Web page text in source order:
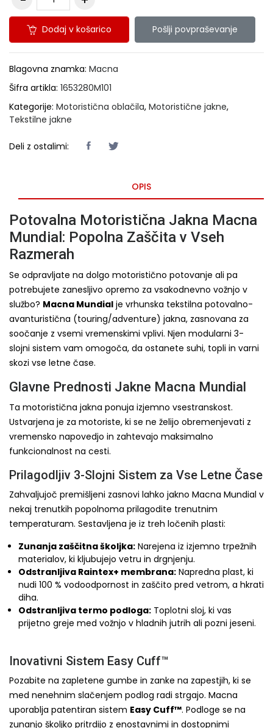
Dodaj v košarico Pošlji povpraševanje
Blagovna znamka: Macna
Šifra artikla: 1653280M101
Kategorije: Motoristična oblačila, Motoristične jakne,
Tekstilne jakne
Deli z ostalimi:
OPIS
Potovalna Motoristična Jakna Macna
Mundial: Popolna Zaščita v Vseh
Razmerah
Se odpravljate na dolgo motoristično potovanje ali pa
potrebujete zanesljivo opremo za vsakodnevno vožnjo v
službo? Macna Mundial je vrhunska tekstilna potovalno-
avanturistična (touring/adventure) jakna, zasnovana za
soočanje z vsemi vremenskimi vplivi. Njen modularni 3-
slojni sistem vam omogoča, da ostanete suhi, topli in varni
skozi vse letne čase.
Glavne Prednosti Jakne Macna Mundial
Ta motoristična jakna ponuja izjemno vsestranskost.
Ustvarjena je za motoriste, ki se ne želijo obremenjevati z
vremensko napovedjo in zahtevajo maksimalno
funkcionalnost na cesti.
Prilagodljiv 3-Slojni Sistem za Vse Letne Čase
Zahvaljujoč premišljeni zasnovi lahko jakno Macna Mundial v
nekaj trenutkih popolnoma prilagodite trenutnim
temperaturam. Sestavljena je iz treh ločenih plasti:
Zunanja zaščitna školjka: Narejena iz izjemno trpežnih
materialov, ki kljubujejo vetru in drgnjenju.
Odstranljiva Raintex+ membrana: Napredna plast, ki
nudi 100 % vodoodpornost in zaščito pred vetrom, a hkrati
diha.
Odstranljiva termo podloga: Toplotni sloj, ki vas
prijetno greje med vožnjo v hladnih jutrih ali pozni jeseni.
Inovativni Sistem Easy Cuff™
Pozabite na zapletene gumbe in zanke na zapestjih, ki se
med nenehnim slačenjem podlog radi strgajo. Macna
uporablja patentiran sistem Easy Cuff™. Podloge se na
zunanjo školjko pritrdijo z enostavnimi in dostopnimi